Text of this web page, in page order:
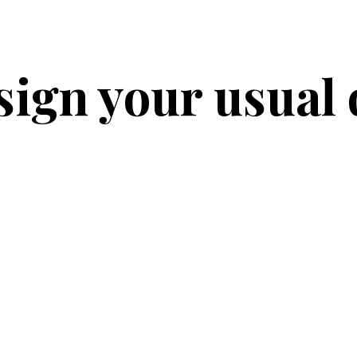
your usual